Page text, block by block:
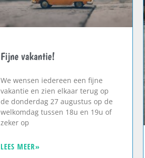
Fijne vakantie!
We wensen iedereen een fijne
vakantie en zien elkaar terug op
de donderdag 27 augustus op de
welkomdag tussen 18u en 19u of
zeker op
LEES MEER»